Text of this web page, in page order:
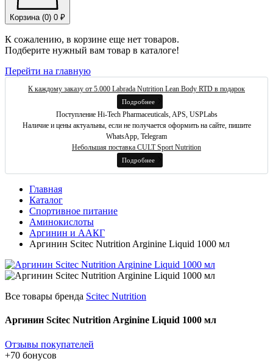
Корзина (0) 0 ₽
К сожалению, в корзине еще нет товаров.
Подберите нужный вам товар в каталоге!
Перейти на главную
К каждому заказу от 5.000 Labrada Nutrition Lean Body RTD в подарок
Подробнее
Поступление Hi-Tech Pharmaceuticals, APS, USPLabs
Наличие и цены актуальны, если не получается оформить на сайте, пишите
WhatsApp, Telegram
Небольшая поставка CULT Sport Nutrition
Подробнее
Главная
Каталог
Спортивное питание
Аминокислоты
Аргинин и ААКГ
Аргинин Scitec Nutrition Arginine Liquid 1000 мл
Все товары бренда Scitec Nutrition
Аргинин Scitec Nutrition Arginine Liquid 1000 мл
Отзывы покупателей
+70 бонусов